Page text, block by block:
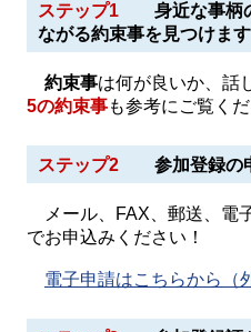
ステップ1 身近な事柄の
ながる約束事を見つけます
約束事は何が良いか、話
5の約束事も参考にご覧くだ
ステップ2 参加登録の
メール、FAX、郵送、電
でお申込みください！
電子申請はこちらから（